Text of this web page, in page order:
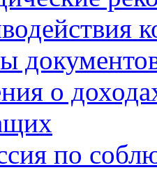
о
по